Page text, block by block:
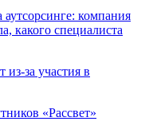
аутсорсинге: компания
какого специалиста
за участия в
«Рассвет»